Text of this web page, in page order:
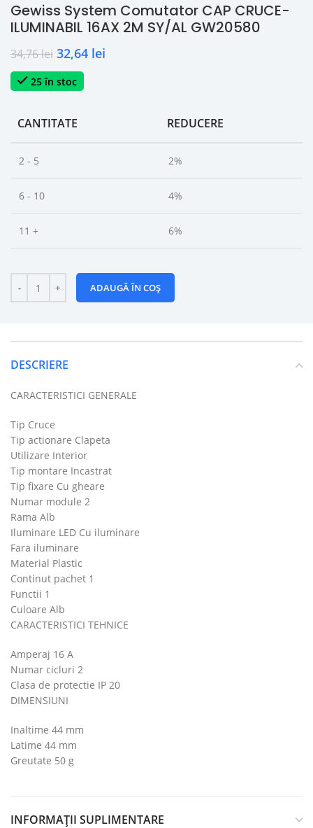
Gewiss System Comutator CAP CRUCE-
ILUMINABIL 16AX 2M SY/AL GW20580
34,76lei 32,64 lei
25 în stoc
CANTITATE REDUCERE
2 - 5 2%
6 - 10 4%
11 + 6%
ADAUGĂ ÎN COȘ
DESCRIERE
CARACTERISTICI GENERALE
Tip Cruce
Tip actionare Clapeta
Utilizare Interior
Tip montare Incastrat
Tip fixare Cu gheare
Numar module 2
Rama Alb
Iluminare LED Cu iluminare
Fara iluminare
Material Plastic
Continut pachet 1
Functii 1
Culoare Alb
CARACTERISTICI TEHNICE
Amperaj 16 A
Numar cicluri 2
Clasa de protectie IP 20
DIMENSIUNI
Inaltime 44 mm
Latime 44 mm
Greutate 50 g
INFORMAȚII SUPLIMENTARE